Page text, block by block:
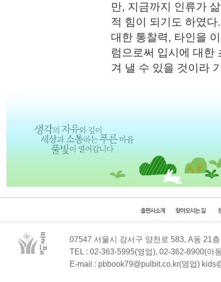
만, 지금까지 인류가
적 힘이 되기도 하였
대한 통찰력, 타인을
럼으로써 입시에 대한
겨 낼 수 있을 것이라
07547 서울시 강서구 양천로 583, A동 21
TEL : 02-363-5995(영업), 02-362-8900(아
E-mail : pbbook79@pulbit.co.kr(영업)